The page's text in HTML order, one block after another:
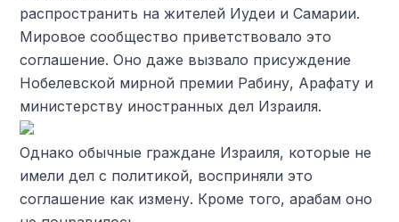
распространить на жителей Иудеи и Самарии.
Мировое сообщество приветствовало это
соглашение. Оно даже вызвало присуждение
Нобелевской мирной премии Рабину, Арафату и
министерству иностранных дел Израиля.
Однако обычные граждане Израиля, которые не
имели дел с политикой, восприняли это
соглашение как измену. Кроме того, арабам оно